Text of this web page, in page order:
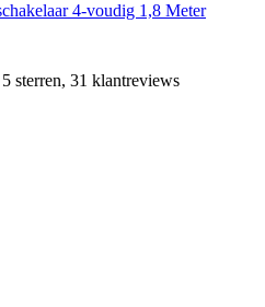
4-voudig 1,8 Meter
sterren, 31 klantreviews